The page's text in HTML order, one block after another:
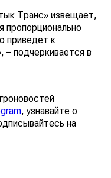
Транс» извещает,
пропорционально
приведет к
– подчеркивается в
, узнавайте о
на